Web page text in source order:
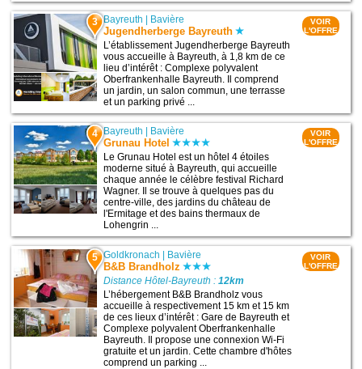
3 Bayreuth Bavière
Jugendherberge Bayreuth
L’établissement Jugendherberge Bayreuth
vous accueille à Bayreuth, à 1,8 km de ce
lieu d’intérêt : Complexe polyvalent
Oberfrankenhalle Bayreuth. Il comprend
un jardin, un salon commun, une terrasse
et un parking privé ...
VOIR
L'OFFRE
4 Bayreuth Bavière
Grunau Hotel
Le Grunau Hotel est un hôtel 4 étoiles
moderne situé à Bayreuth, qui accueille
chaque année le célèbre festival Richard
Wagner. Il se trouve à quelques pas du
centre-ville, des jardins du château de
l'Ermitage et des bains thermaux de
Lohengrin ...
VOIR
L'OFFRE
5 Goldkronach | Bavière
B&B Brandholz
Distance Hôtel-Bayreuth :12km
L’hébergement B&B Brandholz vous
accueille à respectivement 15 km et 15 km
de ces lieux d’intérêt : Gare de Bayreuth et
Complexe polyvalent Oberfrankenhalle
Bayreuth. Il propose une connexion Wi-Fi
gratuite et un jardin. Cette chambre d'hôtes
comprend un parking ...
VOIR
L'OFFRE